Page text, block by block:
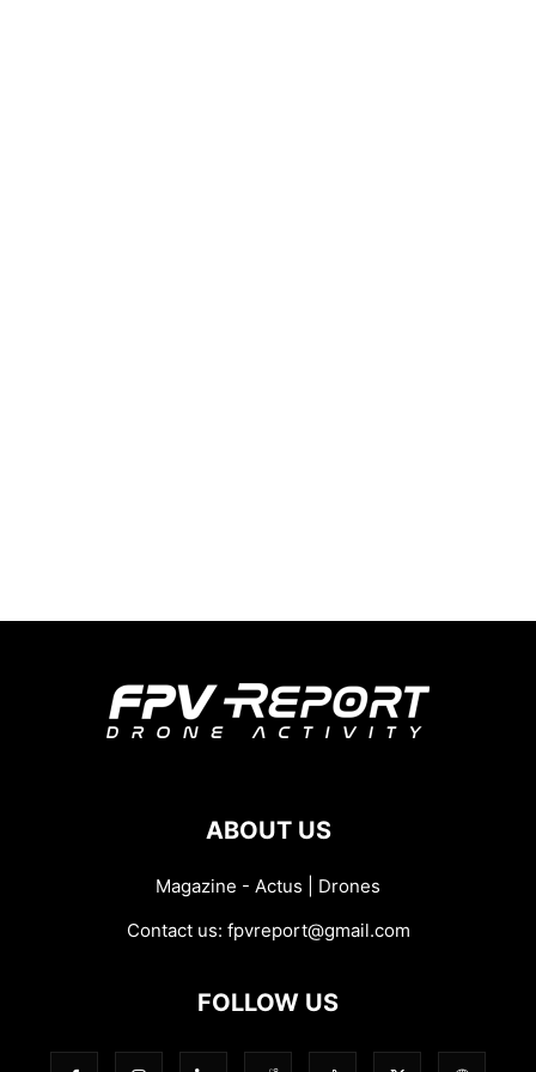
ABOUT US
Magazine - Actus | Drones
Contact us: fpvreport@gmail.com
FOLLOW US